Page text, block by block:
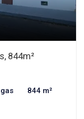
844m²
844 m²